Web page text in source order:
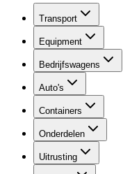
Transport
Equipment
Bedrijfswagens
Auto's
Containers
Onderdelen
Uitrusting